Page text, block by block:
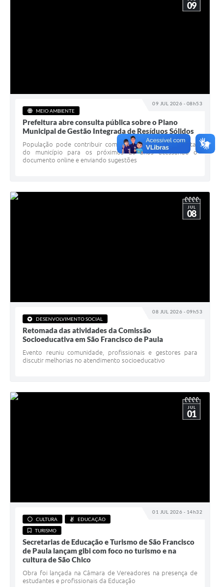
09 JUL 2026 - 08h53
09
MEIO AMBIENTE
Prefeitura abre consulta pública sobre o Plano
Municipal de Gestão Integrada de Resíduos Sólidos
População pode contribuir com o planejamento ambiental
do município para os próximos 20 anos acessando o
documento online e enviando sugestões
08 JUL 2026 - 09h53
JUL
08
DESENVOLVIMENTO SOCIAL
Retomada das atividades da Comissão
Socioeducativa em São Francisco de Paula
Evento reuniu comunidade, profissionais e gestores para
discutir melhorias no atendimento socioeducativo
01 JUL 2026 - 14h32
JUL
01
CULTURA
EDUCAÇÃO
TURISMO
Secretarias de Educação e Turismo de São Francisco
de Paula lançam gibi com foco no turismo e na
cultura de São Chico
Obra foi lançada na Câmara de Vereadores na presença de
estudantes e profissionais da Educação